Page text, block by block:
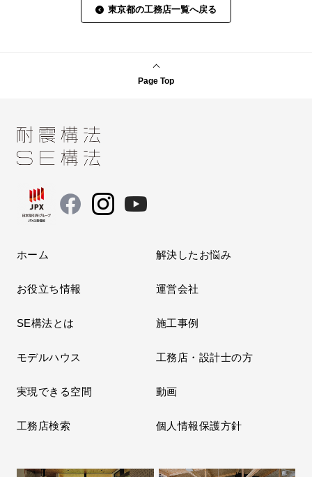
東京都の工務店一覧へ戻る
Page Top
ホーム 解決したお悩み
お役立ち情報 運営会社
SE構法とは 施工事例
モデルハウス 工務店・設計士の方
実現できる空間 動画
工務店検索 個人情報保護方針